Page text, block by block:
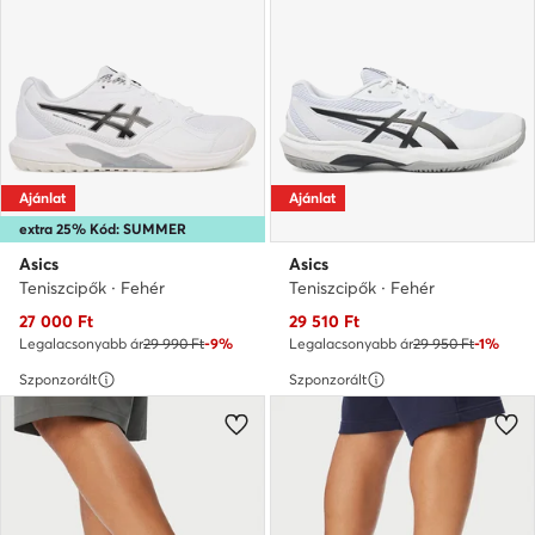
extra 25% Kód: SUMMER
Ajánlat
Asics
Teniszcipők · Fehér
Aktuális ár
27 000 Ft
Legalacsonyabb ár29 990 Ft-9%
Ajánlat
Asics
Teniszcipők · Fehér
Aktuális ár
29 510 Ft
Legalacsonyabb ár29 950 Ft-1%
Szponzorált
Szponzorált